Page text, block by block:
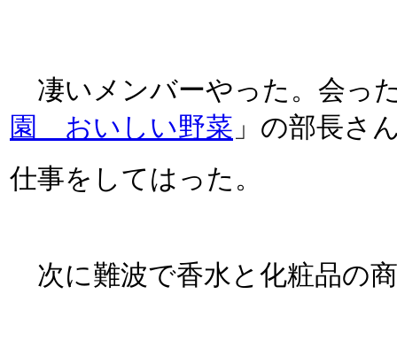
凄いメンバーやった。会っ
園 おいしい野菜 」の部長さ
仕事をしてはった。
次に難波で香水と化粧品の